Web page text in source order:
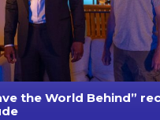
the World Behind”